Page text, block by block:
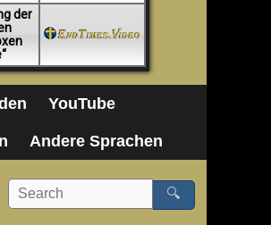
der
YouTube
Andere Sprachen
🔍